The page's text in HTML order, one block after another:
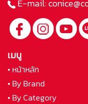
E-mail:
เมนู
• หน้าหลัก
• By Brand
• By Category